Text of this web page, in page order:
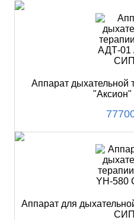
Аппарат дыхательной
Аппарат для